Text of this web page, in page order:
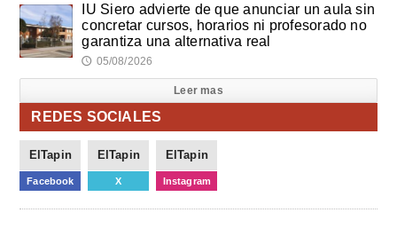
IU Siero advierte de que anunciar un aula sin
concretar cursos, horarios ni profesorado no
garantiza una alternativa real
🕔 05/08/2026
Leer mas
REDES SOCIALES
ElTapin
Facebook
ElTapin
X
ElTapin
Instagram